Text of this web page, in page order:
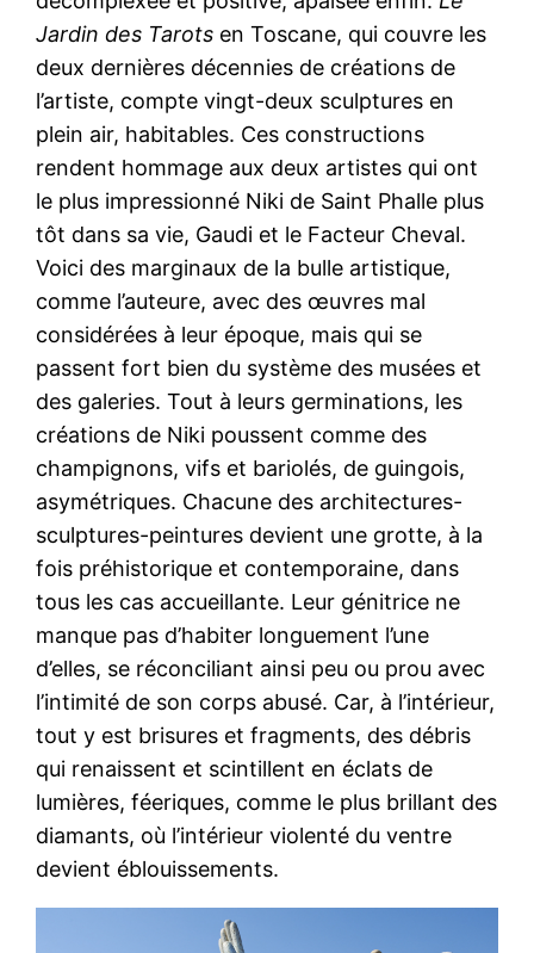
Jardin des Tarots en Toscane, qui couvre les
deux dernières décennies de créations de
l’artiste, compte vingt-deux sculptures en
plein air, habitables. Ces constructions
rendent hommage aux deux artistes qui ont
le plus impressionné Niki de Saint Phalle plus
tôt dans sa vie, Gaudi et le Facteur Cheval.
Voici des marginaux de la bulle artistique,
comme l’auteure, avec des œuvres mal
considérées à leur époque, mais qui se
passent fort bien du système des musées et
des galeries. Tout à leurs germinations, les
créations de Niki poussent comme des
champignons, vifs et bariolés, de guingois,
asymétriques. Chacune des architectures-
sculptures-peintures devient une grotte, à la
fois préhistorique et contemporaine, dans
tous les cas accueillante. Leur génitrice ne
manque pas d’habiter longuement l’une
d’elles, se réconciliant ainsi peu ou prou avec
l’intimité de son corps abusé. Car, à l’intérieur,
tout y est brisures et fragments, des débris
qui renaissent et scintillent en éclats de
lumières, féeriques, comme le plus brillant des
diamants, où l’intérieur violenté du ventre
devient éblouissements.